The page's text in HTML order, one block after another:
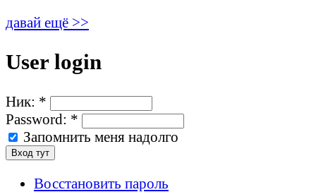
давай ещё >>
User login
Ник: *
Password: *
Запомнить меня надолго
Восстановить пароль